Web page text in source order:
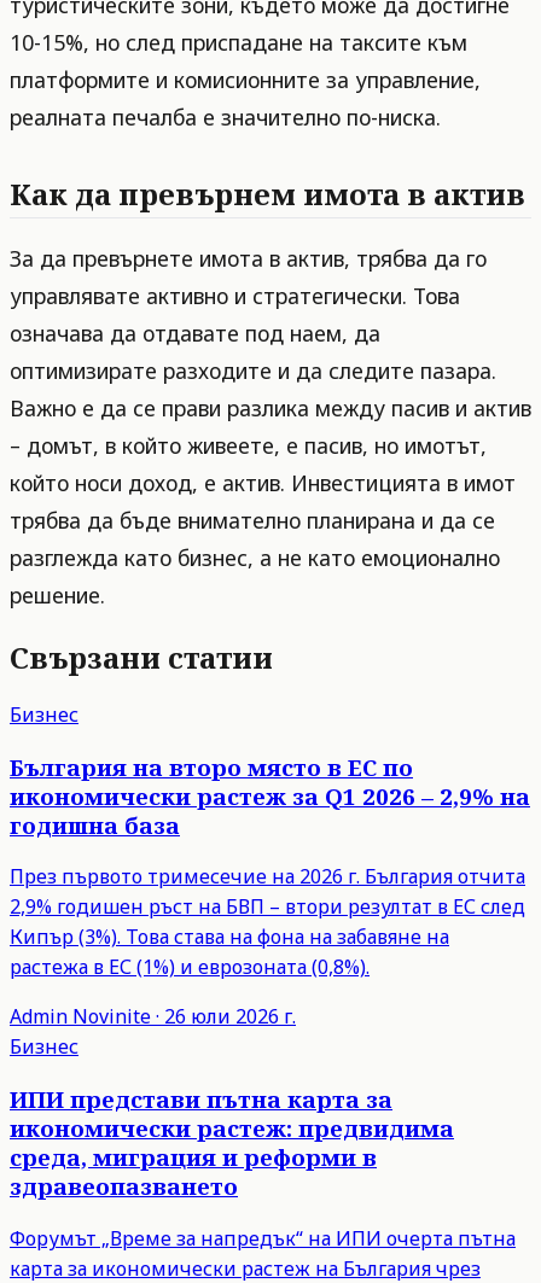
10-15%, но след приспадане на таксите към
платформите и комисионните за управление,
реалната печалба е значително по-ниска.
Как да превърнем имота в актив
За да превърнете имота в актив, трябва да го
управлявате активно и стратегически. Това
означава да отдавате под наем, да
оптимизирате разходите и да следите пазара.
Важно е да се прави разлика между пасив и актив
– домът, в който живеете, е пасив, но имотът,
който носи доход, е актив. Инвестицията в имот
трябва да бъде внимателно планирана и да се
разглежда като бизнес, а не като емоционално
решение.
Свързани статии
Бизнес
България на второ място в ЕС по
икономически растеж за Q1 2026 – 2,9% на
годишна база
През първото тримесечие на 2026 г. България отчита
2,9% годишен ръст на БВП – втори резултат в ЕС след
Кипър (3%). Това става на фона на забавяне на
растежа в ЕС (1%) и еврозоната (0,8%).
Admin Novinite· 26 юли 2026 г.
Бизнес
ИПИ представи пътна карта за
икономически растеж: предвидима
среда, миграция и реформи в
здравеопазването
Форумът „Време за напредък“ на ИПИ очерта пътна
карта за икономически растеж на България чрез